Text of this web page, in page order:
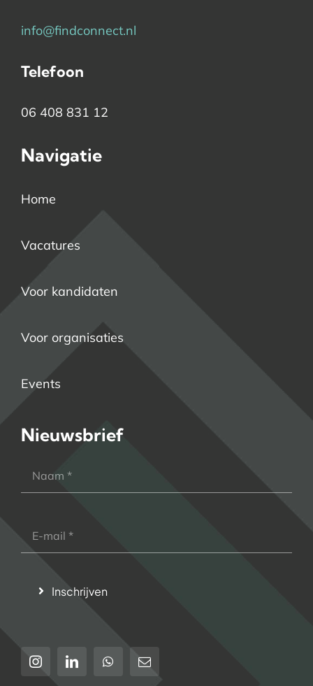
info@findconnect.nl
Telefoon
06 408 831 12
Navigatie
Home
Vacatures
Voor kandidaten
Voor organisaties
Events
Nieuwsbrief
Inschrijven